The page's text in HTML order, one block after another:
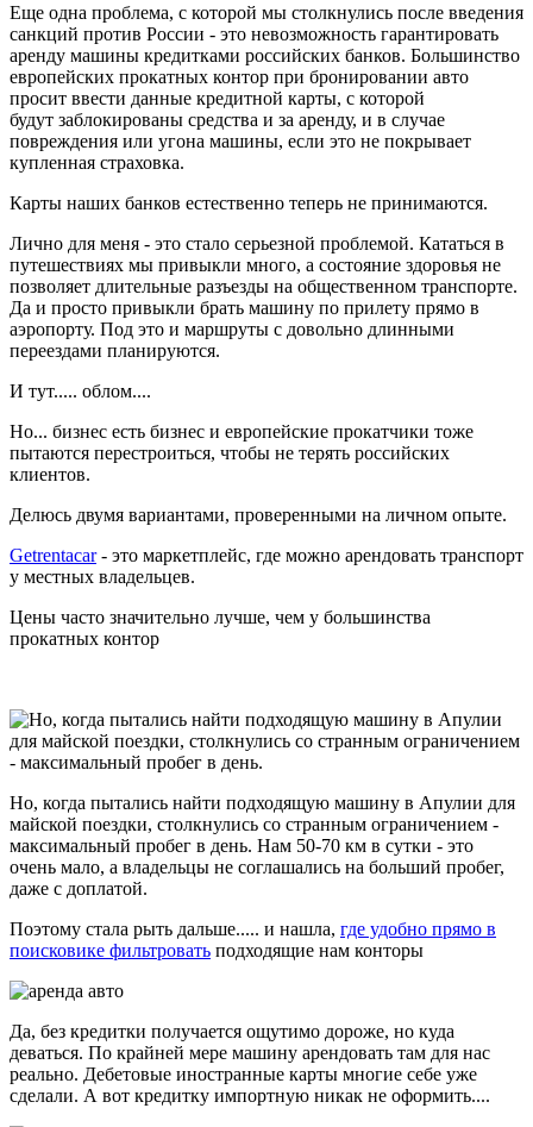
Еще одна проблема, с которой мы столкнулись после введения
санкций против России - это невозможность гарантировать
аренду машины кредитками российских банков. Большинство
европейских прокатных контор при бронировании авто
просит ввести данные кредитной карты, с которой
будут заблокированы средства и за аренду, и в случае
повреждения или угона машины, если это не покрывает
купленная страховка.
Карты наших банков естественно теперь не принимаются.
Лично для меня - это стало серьезной проблемой. Кататься в
путешествиях мы привыкли много, а состояние здоровья не
позволяет длительные разъезды на общественном транспорте.
Да и просто привыкли брать машину по прилету прямо в
аэропорту. Под это и маршруты с довольно длинными
переездами планируются.
И тут..... облом....
Но... бизнес есть бизнес и европейские прокатчики тоже
пытаются перестроиться, чтобы не терять российских
клиентов.
Делюсь двумя вариантами, проверенными на личном опыте.
Getrentacar- это маркетплейс, где можно арендовать транспорт
у местных владельцев.
Цены часто значительно лучше, чем у большинства
прокатных контор
Но, когда пытались найти подходящую машину в Апулии для
майской поездки, столкнулись со странным ограничением -
максимальный пробег в день. Нам 50-70 км в сутки - это
очень мало, а владельцы не соглашались на больший пробег,
даже с доплатой.
Поэтому стала рыть дальше..... и нашла, где удобно прямо в
поисковике фильтровать подходящие нам конторы
Да, без кредитки получается ощутимо дороже, но куда
деваться. По крайней мере машину арендовать там для нас
реально. Дебетовые иностранные карты многие себе уже
сделали. А вот кредитку импортную никак не оформить....